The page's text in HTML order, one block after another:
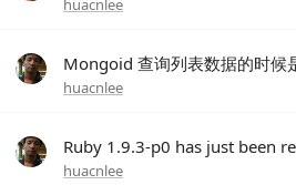
huacnlee
Mongoid 查询列表数据的时候
huacnlee
Ruby 1.9.3-p0 has just been
huacnlee